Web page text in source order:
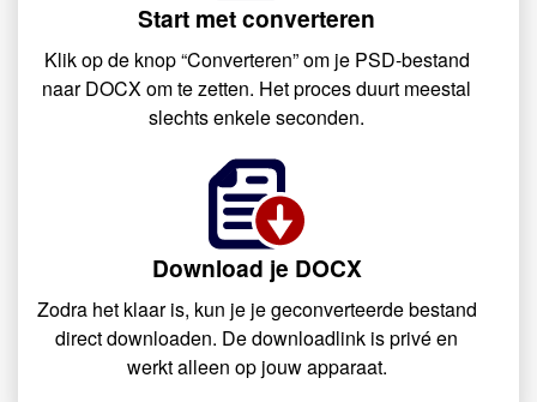
Start met converteren
Klik op de knop “Converteren” om je PSD-bestand
naar DOCX om te zetten. Het proces duurt meestal
slechts enkele seconden.
Download je DOCX
Zodra het klaar is, kun je je geconverteerde bestand
direct downloaden. De downloadlink is privé en
werkt alleen op jouw apparaat.